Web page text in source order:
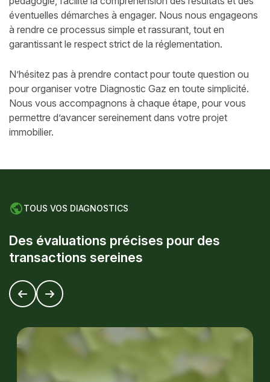
éventuelles démarches à engager. Nous nous engageons
à rendre ce processus simple et rassurant, tout en
garantissant le respect strict de la réglementation.
N’hésitez pas à prendre contact pour toute question ou
pour organiser votre Diagnostic Gaz en toute simplicité.
Nous vous accompagnons à chaque étape, pour vous
permettre d’avancer sereinement dans votre projet
immobilier.
TOUS VOS DIAGNOSTICS
Des évaluations précises pour des
transactions sereines